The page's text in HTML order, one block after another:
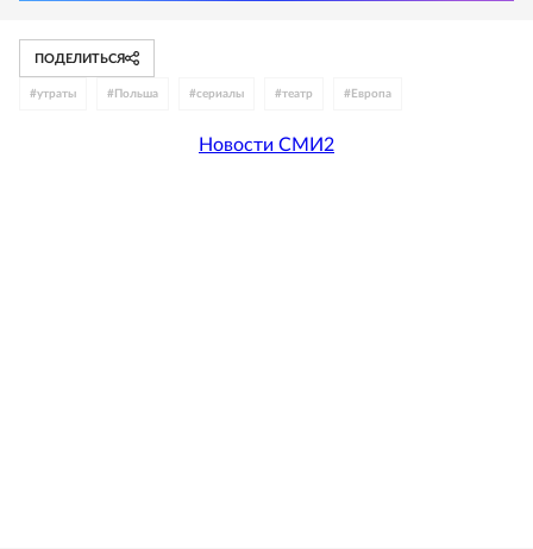
ПОДЕЛИТЬСЯ
#утраты # Польша #сериалы #театр # Европа
Новости СМИ2